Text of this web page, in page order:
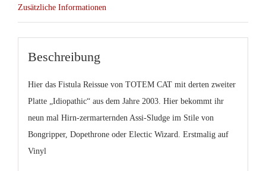
Zusätzliche Informationen
Beschreibung
Hier dasFistulaReissue von TOTEM CAT mit derten zweiter
Platte „Idiopathic“ aus dem Jahre 2003. Hier bekommt ihr
neun mal Hirn-zermarternden Assi-Sludge im Stile von
Bongripper, Dopethrone oder Electic Wizard . Erstmalig auf
Vinyl